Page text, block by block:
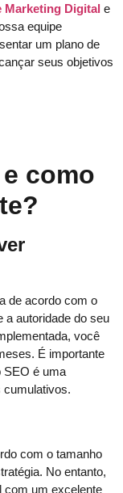
Marketing Digital e
equipe
um plano de
seus objetivos
como
de acordo com o
a autoridade do seu
você
É importante
SEO é uma
cumulativos.
com o tamanho
No entanto,
com um excelente